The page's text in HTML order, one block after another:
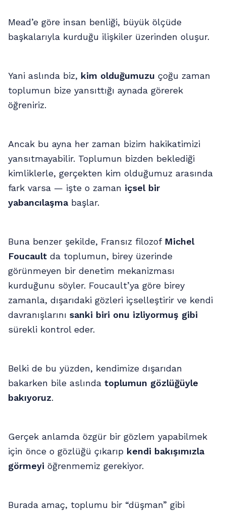
Mead’e göre insan benliği, büyük ölçüde
başkalarıyla kurduğu ilişkiler üzerinden oluşur.
Yani aslında biz, kim olduğumuzu çoğu zaman
toplumun bize yansıttığı aynada görerek
öğreniriz.
Ancak bu ayna her zaman bizim hakikatimizi
yansıtmayabilir. Toplumun bizden beklediği
kimliklerle, gerçekten kim olduğumuz arasında
fark varsa — işte o zaman içsel bir
yabancılaşmabaşlar.
Buna benzer şekilde, Fransız filozof Michel
Foucault da toplumun, birey üzerinde
görünmeyen bir denetim mekanizması
kurduğunu söyler. Foucault’ya göre birey
zamanla, dışarıdaki gözleri içselleştirir ve kendi
davranışlarını sanki biri onu izliyormuş gibi
sürekli kontrol eder.
Belki de bu yüzden, kendimize dışarıdan
bakarken bile aslında toplumun gözlüğüyle
bakıyoruz.
Gerçek anlamda özgür bir gözlem yapabilmek
için önce o gözlüğü çıkarıp kendi bakışımızla
görmeyi öğrenmemiz gerekiyor.
Burada amaç, toplumu bir “düşman” gibi